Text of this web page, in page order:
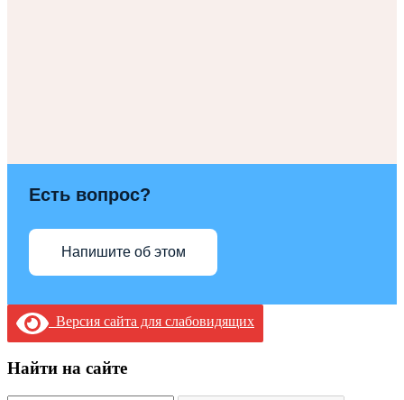
Есть вопрос?
Напишите об этом
Версия сайта для слабовидящих
Найти на сайте